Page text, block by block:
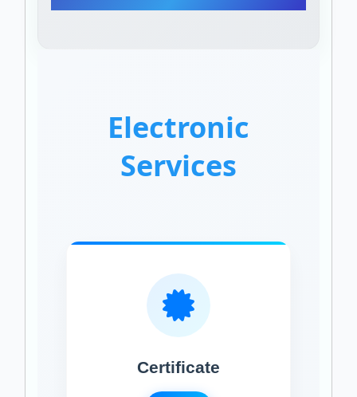
Electronic
Services
Certificate